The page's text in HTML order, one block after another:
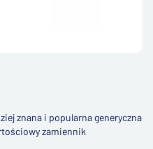
znana i popularna generyczna
zamiennik